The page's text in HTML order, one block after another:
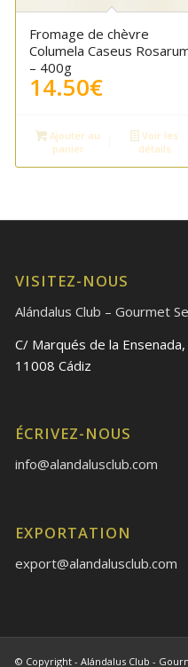
Fromage de chèvre
Columela Caseus
– 400g
14.50€
Ajouter au
panier
Voir les
détails
VISITEZ-NOUS
Alándalus Club – Gourmet
C/ Marqués de la Ensenada,
11008 Cádiz
ÉCRIVEZ-NOUS
info@alandalusclub.com
EXPORTATION
export@alandalusclub.com
© Copyright - Alándalus Club -